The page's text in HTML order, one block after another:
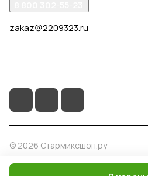
zakaz@2209323.ru
© 2026 Стармиксшоп.ру